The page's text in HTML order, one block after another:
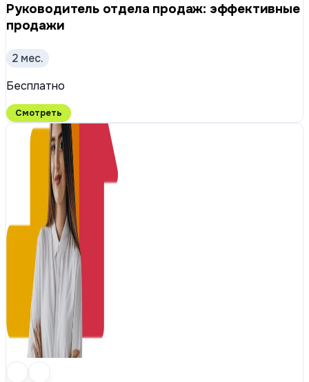
Руководитель отдела продаж: эффективные
продажи
2 мес.
Бесплатно
Смотреть